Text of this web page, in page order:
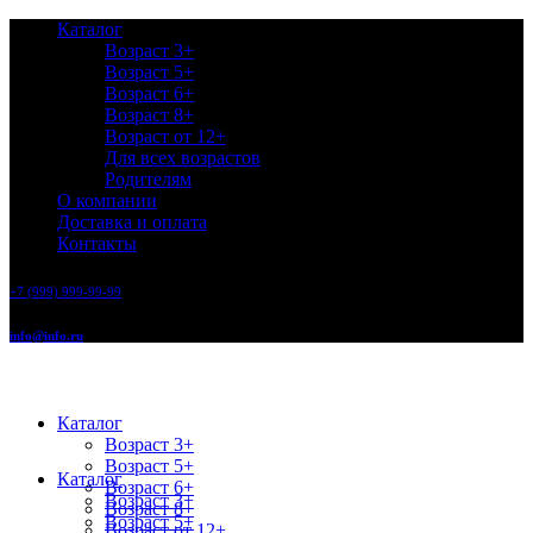
Каталог
Возраст 3+
Возраст 5+
Возраст 6+
Возраст 8+
Возраст от 12+
Для всех возрастов
Родителям
О компании
Доставка и оплата
Контакты
+7 (999) 999-99-99
info@info.ru
Каталог
Возраст 3+
Возраст 5+
Возраст 6+
Возраст 8+
Каталог
Возраст 3+
Возраст 5+